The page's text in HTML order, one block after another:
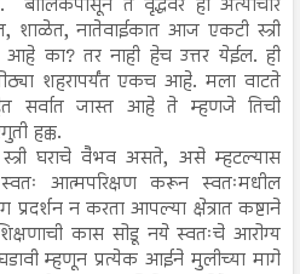
शाळेत, नातेवाईकात आज एकटी स्त्री
का? तर नाही हेच उत्तर येईल. ही
शहरापर्यंत एकच आहे. मला वाटते
सर्वात जास्त आहे ते म्हणजे तिची
हक्क.
घराचे वैभव असते, असे म्हटल्यास
स्वतः आत्मपरिक्षण करून स्वतःमधील
न करता आपल्या क्षेत्रात कष्टाने
कास सोडू नये स्वतःचे आरोग्य
म्हणून प्रत्येक आईने मुलीच्या मागे